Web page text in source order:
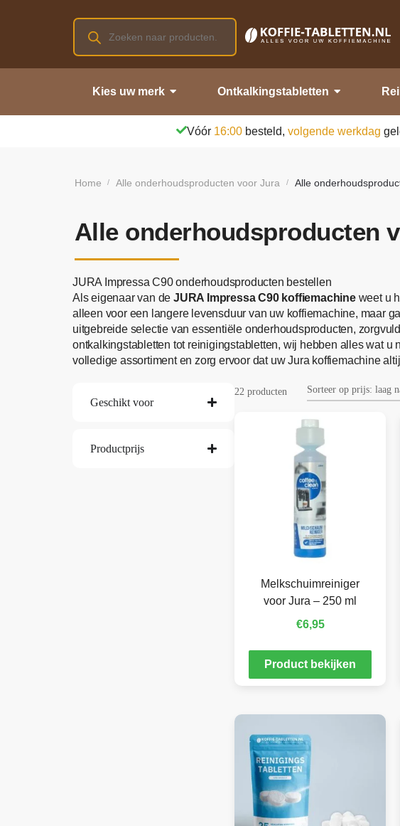
Kies uw merk Ontkalkingstabletten
Vóór 16:00 besteld, volgende werkdag
Home / Alle onderhoudsproducten voor Jura / Alle
Alle onderhoudsproducten
JURA Impressa C90 onderhoudsproducten bestellen
Als eigenaar van de JURA Impressa C90 koffiemachineweet u
alleen voor een langere levensduur van uw koffiemachine, maar
uitgebreide selectie van essentiële onderhoudsproducten,
ontkalkingstabletten tot reinigingstabletten, wij hebben alles wat
volledige assortiment en zorg ervoor dat uw Jura koffiemachine
Geschikt voor
Productprijs
22 producten
Melkschuimreiniger
voor Jura – 250 ml
€6,95
Product bekijken